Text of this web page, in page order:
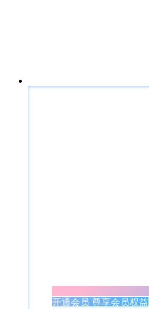
开通会员 尊享会员权益